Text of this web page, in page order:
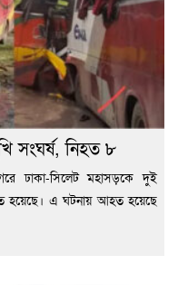
সংঘর্ষ, নিহত ৮
ঢাকা-সিলেট মহাসড়কে দুই
হয়েছে। এ ঘটনায় আহত হয়েছে